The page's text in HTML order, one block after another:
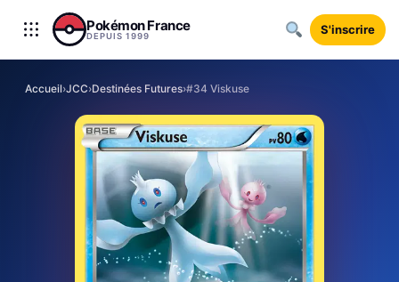
Aller au contenu
Pokémon France
DEPUIS 1999 S'inscrire
Accueil›JCC›Destinées Futures›#34 Viskuse